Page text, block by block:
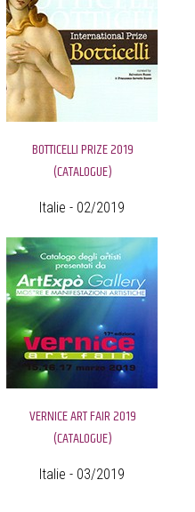
BOTTICELLI PRIZE 2019
(CATALOGUE)
Italie - 02/2019
VERNICE ART FAIR 2019
(CATALOGUE)
Italie - 03/2019